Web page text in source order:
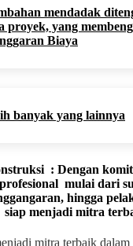
mendadak
proyek, yang
Biaya
banyak yang lainnya
: Dengan
mulai dari
hingga
menjadi mitra
mitra terbaik dalam